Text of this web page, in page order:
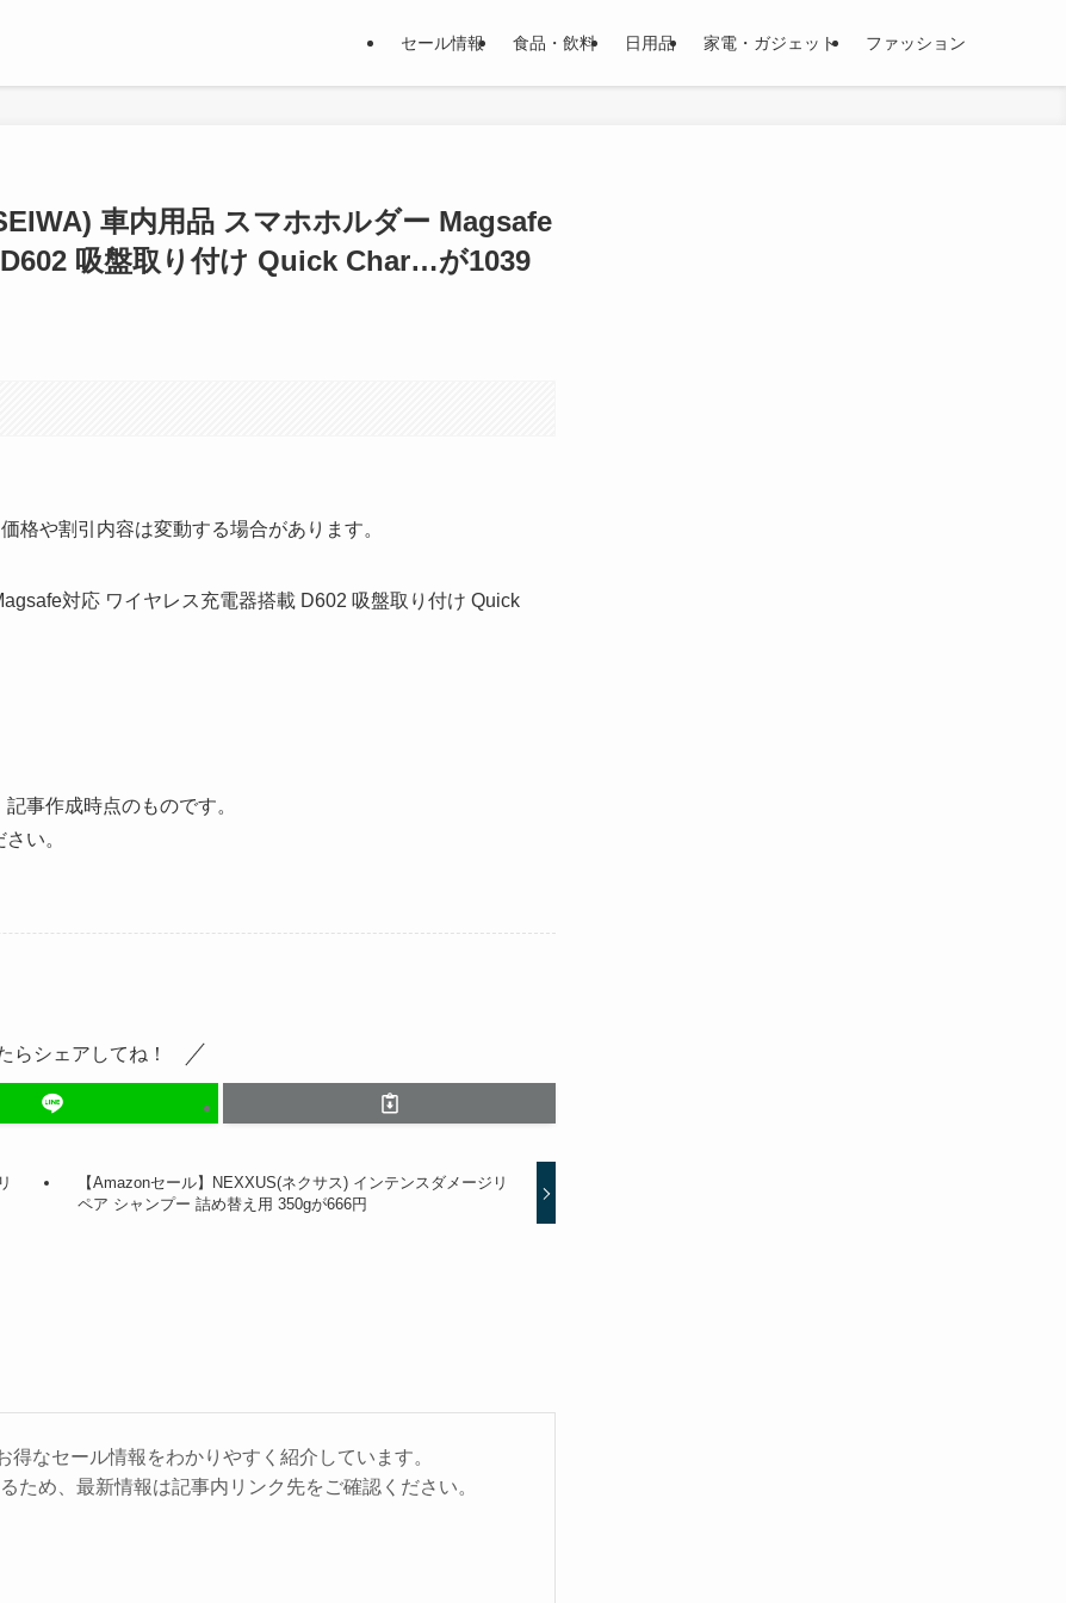
セール情報 食品・飲料 日用品 家電・ガジェット ファッション
車内用品 スマホホルダー Magsafe
吸盤取り付け Quick Char…が1039
格や割引内容は変動する場合があります。
対応 ワイヤレス充電器搭載 D602 吸盤取り付け Quick
事作成時点のものです。
い。
らシェアしてね！
【Amazonセール】NEXXUS(ネクサス) インテンスダメージリ
ペア シャンプー 詰め替え用 350gが666円
得なセール情報をわかりやすく紹介しています。
ため、最新情報は記事内リンク先をご確認ください。